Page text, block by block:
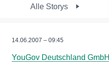
Alle Storys
14.06.2007 – 09:45
YouGov Deutschland GmbH